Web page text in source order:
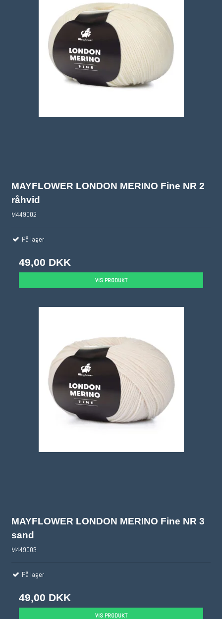
MAYFLOWER LONDON MERINO Fine NR 2
råhvid
M449002
På lager
49,00 DKK
VIS PRODUKT
MAYFLOWER LONDON MERINO Fine NR 3
sand
M449003
På lager
49,00 DKK
VIS PRODUKT